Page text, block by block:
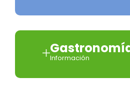
Información